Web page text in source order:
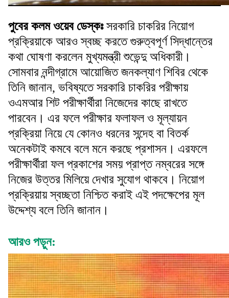
পুবের কলম ওয়েব ডেস্কঃসরকারি চাকরির নিয়োগ
প্রক্রিয়াকে আরও স্বচ্ছ করতে গুরুত্বপূর্ণ সিদ্ধান্তের
কথা ঘোষণা করলেন মুখ্যমন্ত্রী শুভেন্দু অধিকারী।
সোমবার নন্দীগ্রামে আয়োজিত জনকল্যাণ শিবির থেকে
তিনি জানান, ভবিষ্যতে সরকারি চাকরির পরীক্ষায়
ওএমআর শিট পরীক্ষার্থীরা নিজেদের কাছে রাখতে
পারবেন। এর ফলে পরীক্ষার ফলাফল ও মূল্যায়ন
প্রক্রিয়া নিয়ে যে কোনও ধরনের সন্দেহ বা বিতর্ক
অনেকটাই কমবে বলে মনে করছে প্রশাসন। এরফলে
পরীক্ষার্থীরা ফল প্রকাশের সময় প্রাপ্ত নম্বরের সঙ্গে
নিজের উত্তর মিলিয়ে দেখার সুযোগ থাকবে। নিয়োগ
প্রক্রিয়ায় স্বচ্ছতা নিশ্চিত করাই এই পদক্ষেপের মূল
উদ্দেশ্য বলে তিনি জানান।
আরও পড়ুন: